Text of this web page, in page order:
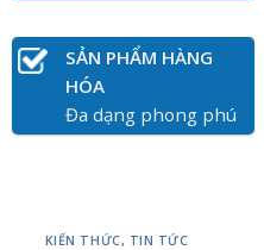
SẢN PHẨM HÀNG
HÓA
Đa dạng phong phú
KIẾN THỨC, TIN TỨC